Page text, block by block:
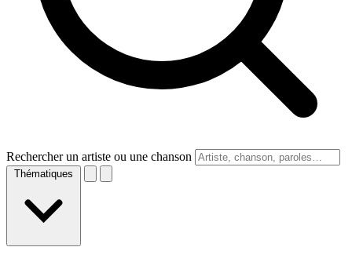
Rechercher un artiste ou une chanson
Thématiques